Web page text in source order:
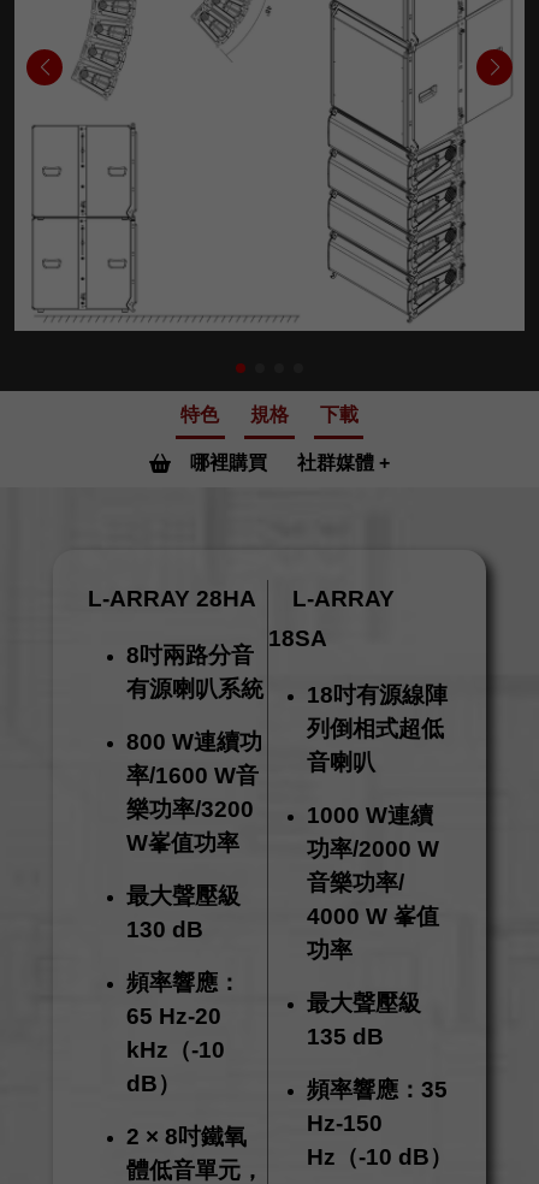
特色 規格 下載
哪裡購買 社群媒體
L-ARRAY 28HA
8吋兩路分音
有源喇叭系統
800 W連續功
率/1600 W音
樂功率/3200
W峯值功率
最大聲壓級
130 dB
頻率響應：
65 Hz-20
kHz（-10
dB）
2 × 8吋鐵氧
體低音單元，
L-ARRAY
18SA
18吋有源線陣
列倒相式超低
音喇叭
1000 W連續
功率/2000 W
音樂功率/
4000 W 峯值
功率
最大聲壓級
135 dB
頻率響應：35
Hz-150
Hz（-10 dB）